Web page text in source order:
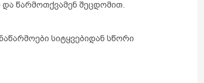
და წარმოთქვამენ შეცდომით.
სიტყვებიდან სწორი